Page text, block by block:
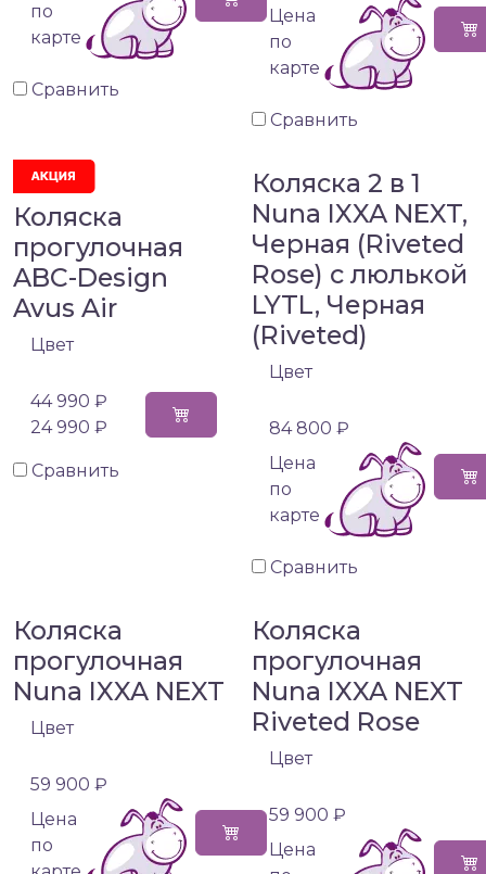
по
карте
Сравнить
Цена
по
карте
Сравнить
Коляска
прогулочная
ABC-Design
Avus Air
Цвет
44 990 ₽
24 990 ₽
Сравнить
Коляска 2 в 1
Nuna IXXA NEXT,
Черная (Riveted
Rose) с люлькой
LYTL, Черная
(Riveted)
Цвет
84 800 ₽
Цена
по
карте
Сравнить
Коляска
прогулочная
Nuna IXXA NEXT
Цвет
59 900 ₽
Цена
по
Коляска
прогулочная
Nuna IXXA NEXT
Riveted Rose
Цвет
59 900 ₽
Цена